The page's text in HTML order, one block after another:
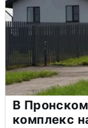
В
комплекс